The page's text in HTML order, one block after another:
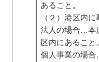
あること。
（２）港区内に
法人の場合…本
区内にあること
個人事業の場